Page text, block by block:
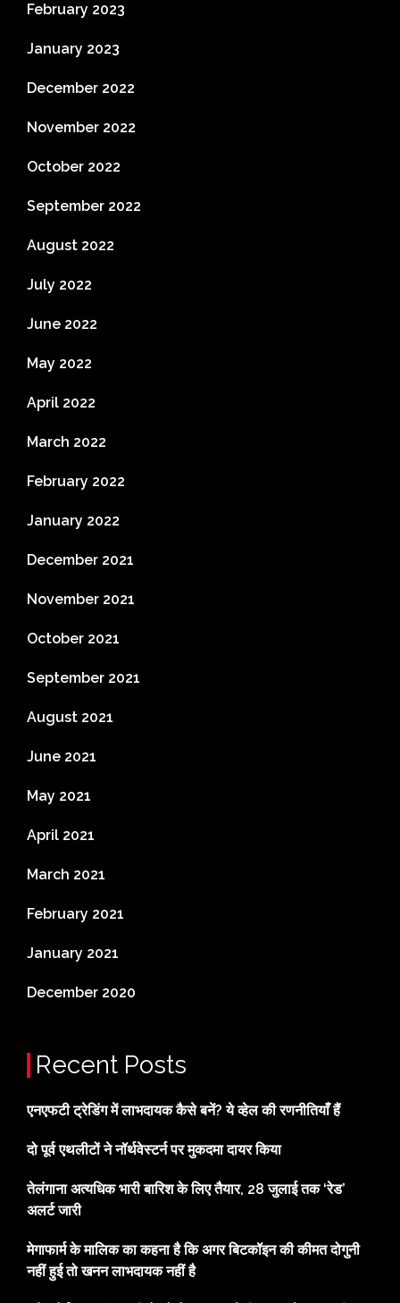
February 2023
January 2023
December 2022
November 2022
October 2022
September 2022
August 2022
July 2022
June 2022
May 2022
April 2022
March 2022
February 2022
January 2022
December 2021
November 2021
October 2021
September 2021
August 2021
June 2021
May 2021
April 2021
March 2021
February 2021
January 2021
December 2020
Recent Posts
एनएफटी ट्रेडिंग में लाभदायक कैसे बनें? ये व्हेल की रणनीतियाँ हैं
दो पूर्व एथलीटों ने नॉर्थवेस्टर्न पर मुकदमा दायर किया
तेलंगाना अत्यधिक भारी बारिश के लिए तैयार, 28 जुलाई तक ‘रेड’
अलर्ट जारी
मेगाफार्म के मालिक का कहना है कि अगर बिटकॉइन की कीमत दोगुनी
नहीं हुई तो खनन लाभदायक नहीं है